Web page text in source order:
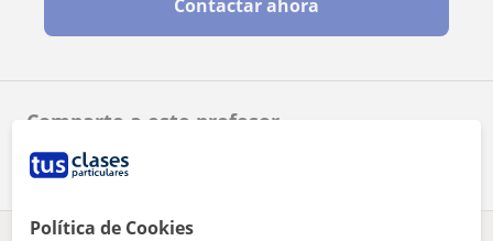
Comparte a este profesor
Contactar ahora
Política de Cookies